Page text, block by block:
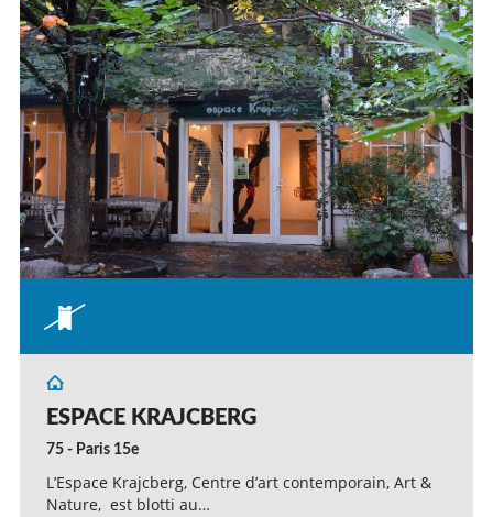
ESPACE KRAJCBERG
75 - Paris 15e
L’Espace Krajcberg, Centre d’art contemporain, Art &
Nature, est blotti au…